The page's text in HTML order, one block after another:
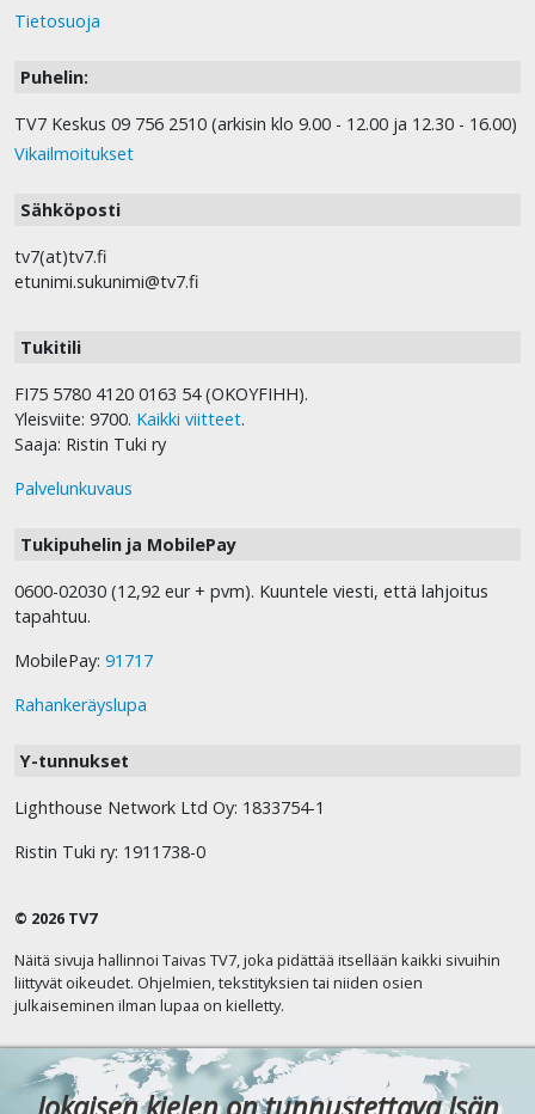
Tietosuoja
Puhelin:
TV7 Keskus 09 756 2510 (arkisin klo 9.00 - 12.00 ja 12.30 - 16.00)
Vikailmoitukset
Sähköposti
tv7(at)tv7.fi
etunimi.sukunimi@tv7.fi
Tukitili
FI75 5780 4120 0163 54 (OKOYFIHH).
Yleisviite: 9700. Kaikki viitteet.
Saaja: Ristin Tuki ry
Palvelunkuvaus
Tukipuhelin ja MobilePay
0600-02030 (12,92 eur + pvm). Kuuntele viesti, että lahjoitus
tapahtuu.
MobilePay: 91717
Rahankeräyslupa
Y-tunnukset
Lighthouse Network Ltd Oy: 1833754-1
Ristin Tuki ry: 1911738-0
© 2026 TV7
Näitä sivuja hallinnoi Taivas TV7, joka pidättää itsellään kaikki sivuihin
liittyvät oikeudet. Ohjelmien, tekstityksien tai niiden osien
julkaiseminen ilman lupaa on kielletty.